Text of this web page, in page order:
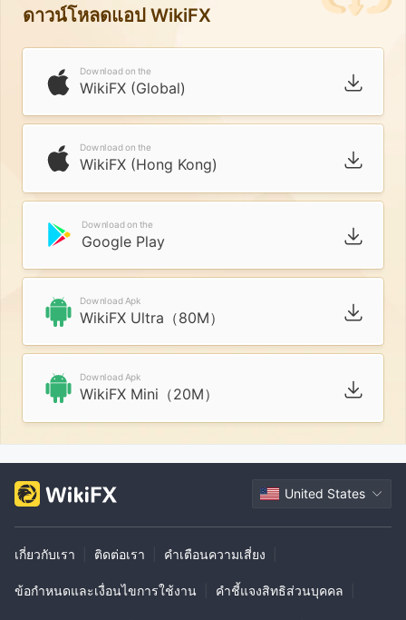
ดาวน์โหลดแอป WikiFX
Download on the
WikiFX (Global)
Download on the
WikiFX (Hong Kong)
Download on the
Google Play
Download Apk
WikiFX Ultra（80M）
Download Apk
WikiFX Mini（20M）
United States
เกี่ยวกับเรา ติดต่อเรา คำเตือนความเสี่ยง
ข้อกำหนดและเงื่อนไขการใช้งาน คำชี้แจงสิทธิส่วนบุคคล